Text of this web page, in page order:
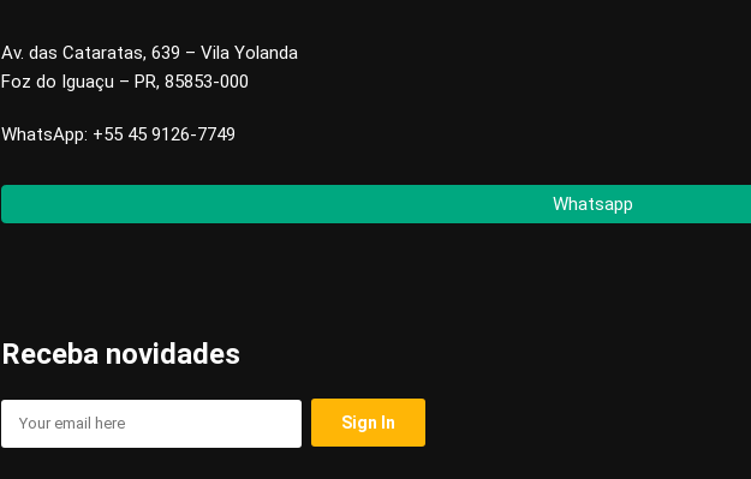
Av. das Cataratas, 639 – Vila Yolanda
Foz do Iguaçu – PR, 85853-000
WhatsApp: +55 45 9126-7749
Whatsapp
Receba novidades